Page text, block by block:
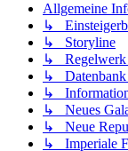
Allgemeine
↳
↳ Storyline
↳ Regelwerk
↳ Datenbank
↳
↳ Neues
↳ Neue
↳ Imperiale